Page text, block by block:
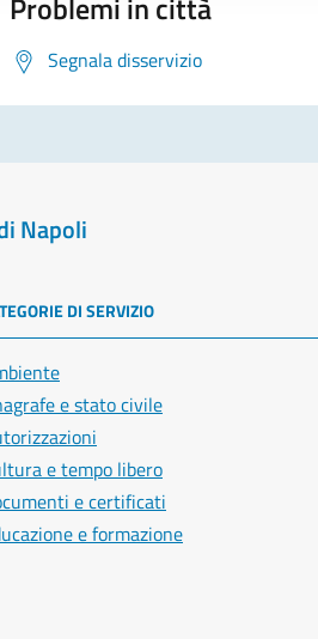
Segnala disservizio
Napoli
DI SERVIZIO
e stato civile
e tempo libero
e certificati
e formazione